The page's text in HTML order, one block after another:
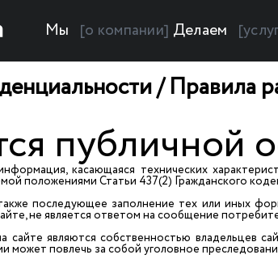
Мы [о компании] Делаем
/ Правила
публичной
касающаяся технических
положениями Статьи 437(2) Гражданского
последующее заполнение тех или иных
не является ответом на сообщение
сайте являются собственностью владельцев
повлечь за собой уголовное